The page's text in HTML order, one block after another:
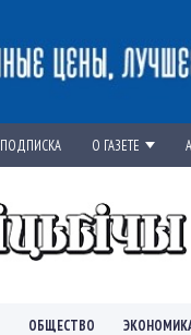
ПОДПИСКА О ГАЗЕТЕ
ОБЩЕСТВО